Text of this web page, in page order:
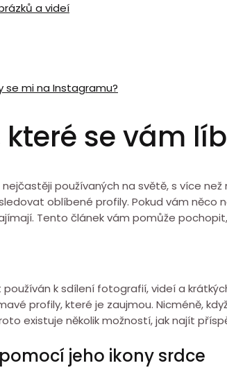
a videí
se mi na Instagramu?
se vám
používaných na světě, s více
oblíbené profily. Pokud vám
Tento článek vám pomůže
k sdílení fotografií, videí a
profily, které je zaujmou. Nicméně,
existuje několik možností, jak najít
jeho ikony srdce